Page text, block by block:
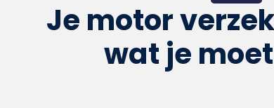
Je motor
wat je